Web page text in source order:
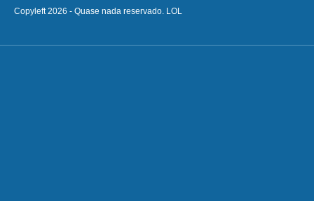
Copyleft 2026 - Quase nada reservado. LOL